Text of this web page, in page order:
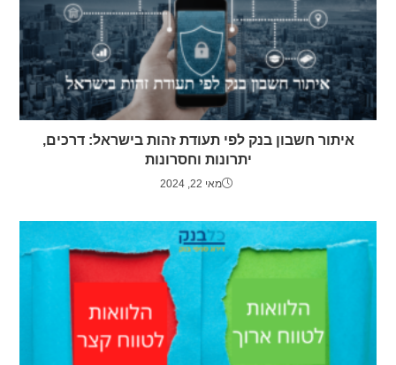
איתור חשבון בנק לפי תעודת זהות בישראל: דרכים,
יתרונות וחסרונות
מאי 22, 2024